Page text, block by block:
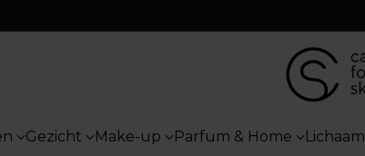
Gezicht Make-up Parfum & Home Lichaam